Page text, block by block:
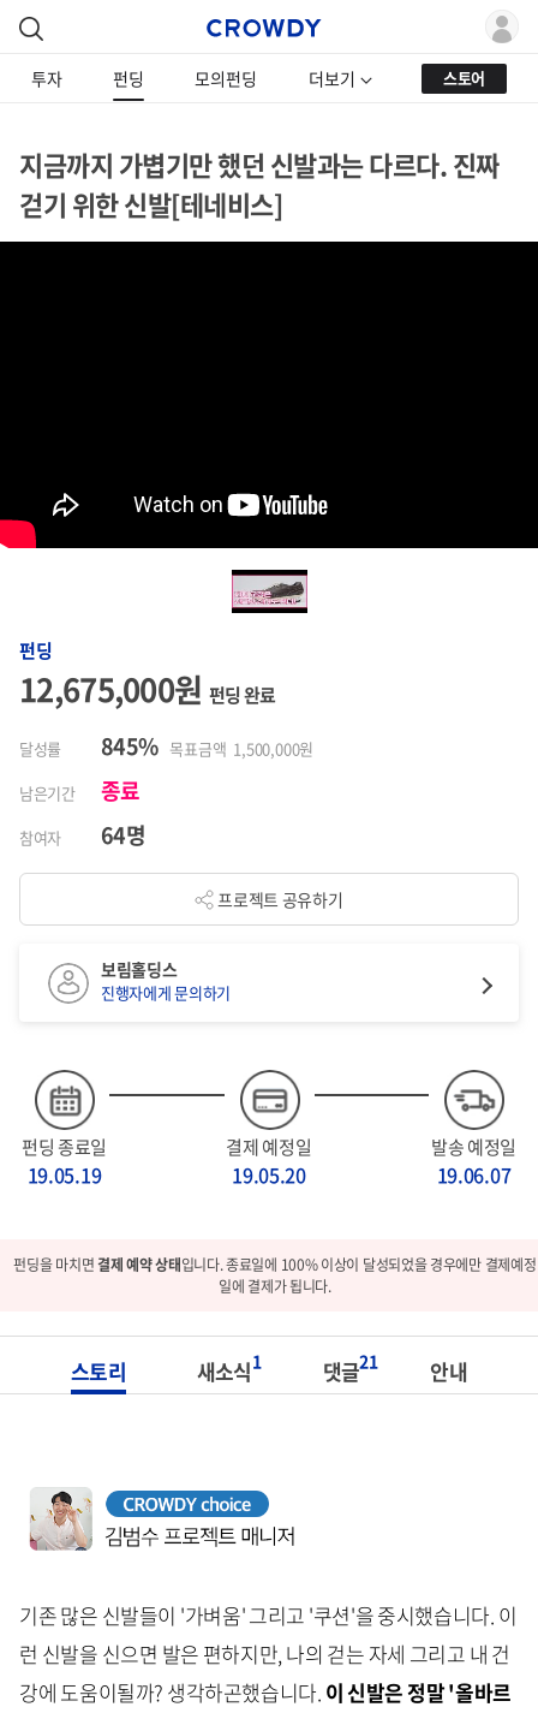
투자 펀딩 모의펀딩 더보기 스토어
지금까지 가볍기만 했던 신발과는 다르다. 진짜
걷기 위한 신발[테네비스]
펀딩
12,675,000원 펀딩 완료
달성률 845% 목표금액 1,500,000원
남은기간
종료
참여자 64명
프로젝트 공유하기
펀딩 종료일
19.05.19
결제 예정일
19.05.20
발송 예정일
19.06.07
보림홀딩스
진행자에게 문의하기
펀딩을 마치면결제 예약 상태입니다. 종료일에 100% 이상이 달성되었을 경우에만 결제예정
일에 결제가 됩니다.
스토리 새소식1 댓글21 안내
기존 많은 신발들이 '가벼움' 그리고 '쿠션'을 중시했습니다. 이
런 신발을 신으면 발은 편하지만, 나의 걷는 자세 그리고 내 건
강에 도움이될까? 생각하곤했습니다. 이 신발은 정말 '올바르